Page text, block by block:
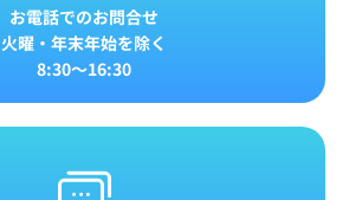
お電話でのお問合せ
火曜・年末年始を除く
8:30～16:30